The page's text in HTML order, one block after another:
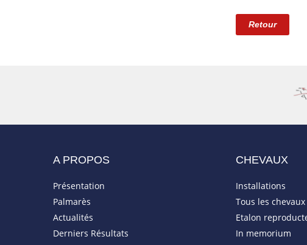
Retour
A PROPOS
Présentation
Palmarès
Actualités
Derniers Résultats
CHEVAUX
Installations
Tous les chevaux
Etalon
In memorium